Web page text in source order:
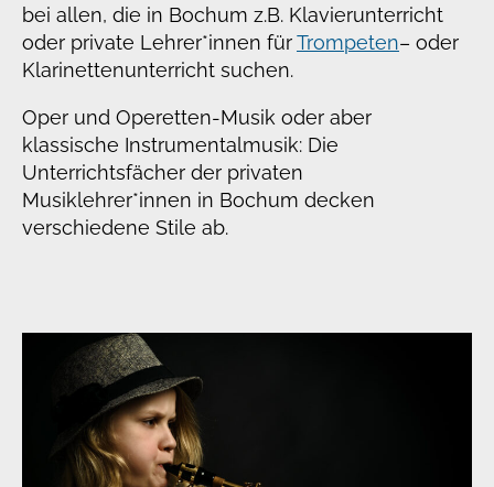
bei allen, die in Bochum z.B. Klavierunterricht
oder private Lehrer*innen fürTrompeten– oder
Klarinettenunterricht suchen.
Oper und Operetten-Musik oder aber
klassische Instrumentalmusik: Die
Unterrichtsfächer der privaten
Musiklehrer*innen in Bochum decken
verschiedene Stile ab.